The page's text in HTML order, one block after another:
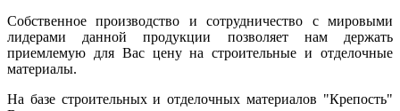
Собственное производство и сотрудничество с мировыми
лидерами данной продукции позволяет нам держать
приемлемую для Вас цену на строительные и отделочные
материалы.
На базе строительных и отделочных материалов "Крепость"